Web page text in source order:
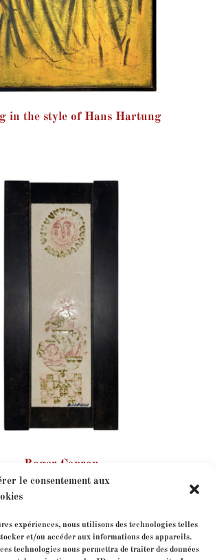
le consentement aux
expériences, nous utilisons des technologies telles
et/ou accéder aux informations des appareils.
technologies nous permettra de traiter des données
in the style of Hans Hartung
Roger Capron